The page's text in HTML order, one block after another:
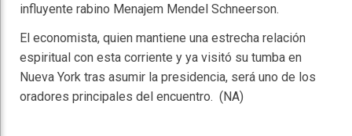
influyente rabino Menajem Mendel Schneerson.
El economista, quien mantiene una estrecha relación
espiritual con esta corriente y ya visitó su tumba en
Nueva York tras asumir la presidencia, será uno de los
oradores principales del encuentro. (NA)